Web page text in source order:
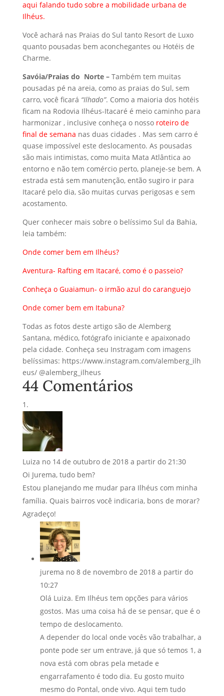
aqui falando tudo sobre a mobilidade urbana de
Ilhéus.
Você achará nas Praias do Sul tanto Resort de Luxo
quanto pousadas bem aconchegantes ou Hotéis de
Charme.
Savóia/Praias do Norte – Também tem muitas
pousadas pé na areia, como as praias do Sul, sem
carro, você ficará “Ilhado”. Como a maioria dos hotéis
ficam na Rodovia Ilhéus-Itacaré é meio caminho para
harmonizar , inclusive conheça o nosso roteiro de
final de semana nas duas cidades . Mas sem carro é
quase impossível este deslocamento. As pousadas
são mais intimistas, como muita Mata Atlântica ao
entorno e não tem comércio perto, planeje-se bem. A
estrada está sem manutenção, então sugiro ir para
Itacaré pelo dia, são muitas curvas perigosas e sem
acostamento.
Quer conhecer mais sobre o belíssimo Sul da Bahia,
leia também:
Onde comer bem em Ilhéus?
Aventura- Rafting em Itacaré, como é o passeio?
Conheça o Guaiamun- o irmão azul do caranguejo
Onde comer bem em Itabuna?
Todas as fotos deste artigo são de Alemberg
Santana, médico, fotógrafo iniciante e apaixonado
pela cidade. Conheça seu Instragam com imagens
belíssimas: https://www.instagram.com/alemberg_ilh
eus/ @alemberg_ilheus
44 Comentários
Luiza no 14 de outubro de 2018 a partir do 21:30
Oi Jurema, tudo bem?
Estou planejando me mudar para Ilhéus com minha
família. Quais bairros você indicaria, bons de morar?
Agradeço!
jurema no 8 de novembro de 2018 a partir do
10:27
Olá Luiza. Em Ilhéus tem opções para vários
gostos. Mas uma coisa há de se pensar, que é o
tempo de deslocamento.
A depender do local onde vocês vão trabalhar, a
ponte pode ser um entrave, já que só temos 1, a
nova está com obras pela metade e
engarrafamento é todo dia. Eu gosto muito
mesmo do Pontal, onde vivo. Aqui tem tudo